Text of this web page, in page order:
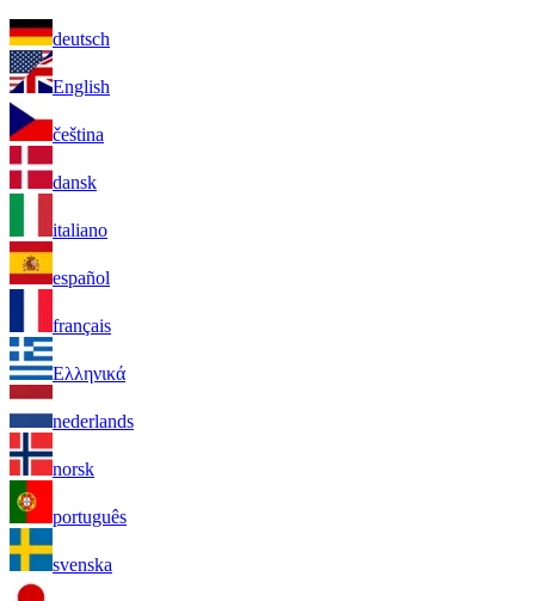
deutsch
English
čeština
dansk
italiano
español
français
Ελληνικά
nederlands
norsk
português
svenska